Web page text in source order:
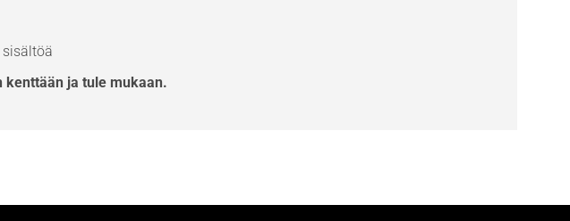
kenttään ja tule mukaan.